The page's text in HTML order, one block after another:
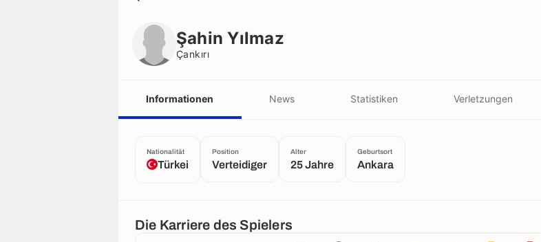
Şahin Yılmaz
Çankırı
Informationen News Statistiken Verletzungen
Nationalität
Türkei
Position
Verteidiger
Alter
25 Jahre
Geburtsort
Ankara
Die Karriere des Spielers